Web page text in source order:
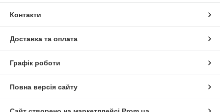
Контакти
Доставка та оплата
Графік роботи
Повна версія сайту